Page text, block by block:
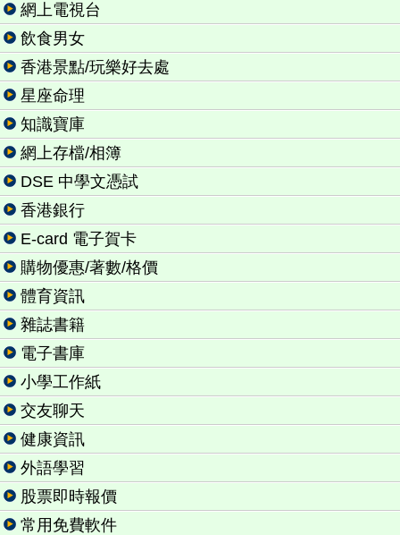
網上電視台
飲食男女
香港景點/玩樂好去處
星座命理
知識寶庫
網上存檔/相簿
DSE 中學文憑試
香港銀行
E-card 電子賀卡
購物優惠/著數/格價
體育資訊
雜誌書籍
電子書庫
小學工作紙
交友聊天
健康資訊
外語學習
股票即時報價
常用免費軟件